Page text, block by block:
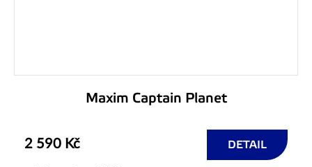
Maxim Captain Planet
2 590 Kč DETAIL